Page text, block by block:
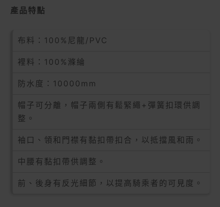
產品特點
布料：100%尼龍/PVC
裡料：100%滌綸
防水度：10000mm
帽子可分離，帽子兩側有鬆緊繩+彈簧扣環供調
整。
袖口、領和門襟有黏扣帶扣合，以抵擋風和雨。
中腰有黏扣帶供調整。
前、後身有反光細節，以提高騎乘者的可見度。